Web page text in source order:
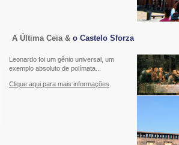
A Última Ceia & o Castelo Sforza
Leonardo foi um gênio universal, um
exemplo absoluto de polímata...
Clique aqui para mais informações